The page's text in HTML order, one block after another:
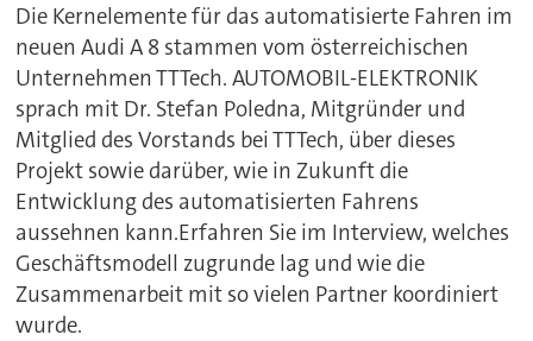
Die Kernelemente für das automatisierte Fahren im
neuen Audi A 8 stammen vom österreichischen
Unternehmen TTTech. AUTOMOBIL-ELEKTRONIK
sprach mit Dr. Stefan Poledna, Mitgründer und
Mitglied des Vorstands bei TTTech, über dieses
Projekt sowie darüber, wie in Zukunft die
Entwicklung des automatisierten Fahrens
aussehnen kann.Erfahren Sie im Interview, welches
Geschäftsmodell zugrunde lag und wie die
Zusammenarbeit mit so vielen Partner koordiniert
wurde.